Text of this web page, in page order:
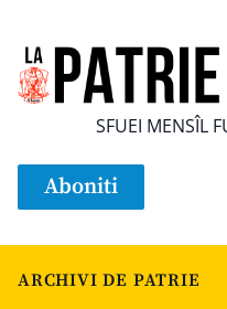
SFUEI MENSÎL
Aboniti
ARCHIVI DE PATRIE